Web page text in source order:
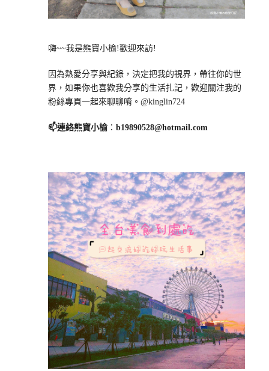
嗨~~我是熊寶小榆!歡迎來訪!
因為熱愛分享與紀錄，決定把我的視界，帶往你的世
界，如果你也喜歡我分享的生活扎記，歡迎關注我的
粉絲專頁一起來聊聊唷。@kinglin724
📫連絡熊寶小榆： b19890528@hotmail.com